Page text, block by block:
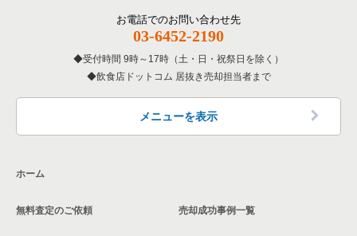
その他の居抜き売却物件の案件一覧
門真市の飲食店の居抜き売却物件の案件一覧
大阪市天王寺区の飲食店の居抜き売却物件の案件一覧
高石市の飲食店の居抜き売却物件の案件一覧
大阪市鶴見区の飲食店の居抜き売却物件の案件一覧
大阪府の和食の居抜き売却物件の案件一覧
大阪府の洋食の居抜き売却物件の案件一覧
大阪府のその他の居抜き売却物件の案件一覧
お電話でのお問い合わせ先
03-6452-2190
受付時間 9時～17時（土・日・祝祭日を除く）
飲食店ドットコム 居抜き売却担当者まで
メニューを表示
ホーム
無料査定のご依頼 売却成功事例一覧